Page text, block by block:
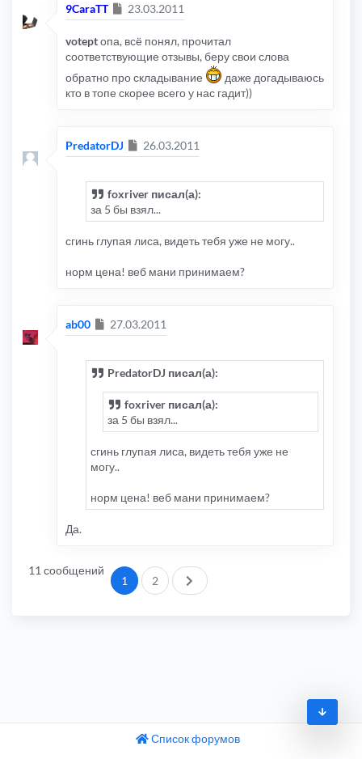
9CaraTT Сообщение
23.03.2011
voteptопа, всё понял, прочитал
соответствующие отзывы, беру свои слова
обратно про складывание
даже догадываюсь
кто в топе скорее всего у нас гадит))
PredatorDJ Сообщение
26.03.2011
foxriver писал(а):
за 5 бы взял...
сгинь глупая лиса, видеть тебя уже не могу..
норм цена! веб мани принимаем?
ab00 Сообщение
27.03.2011
PredatorDJ писал(а):
foxriver писал(а):
за 5 бы взял...
сгинь глупая лиса, видеть тебя уже не
могу..
норм цена! веб мани принимаем?
Да.
11 сообщений
1 2 След.
Список форумов